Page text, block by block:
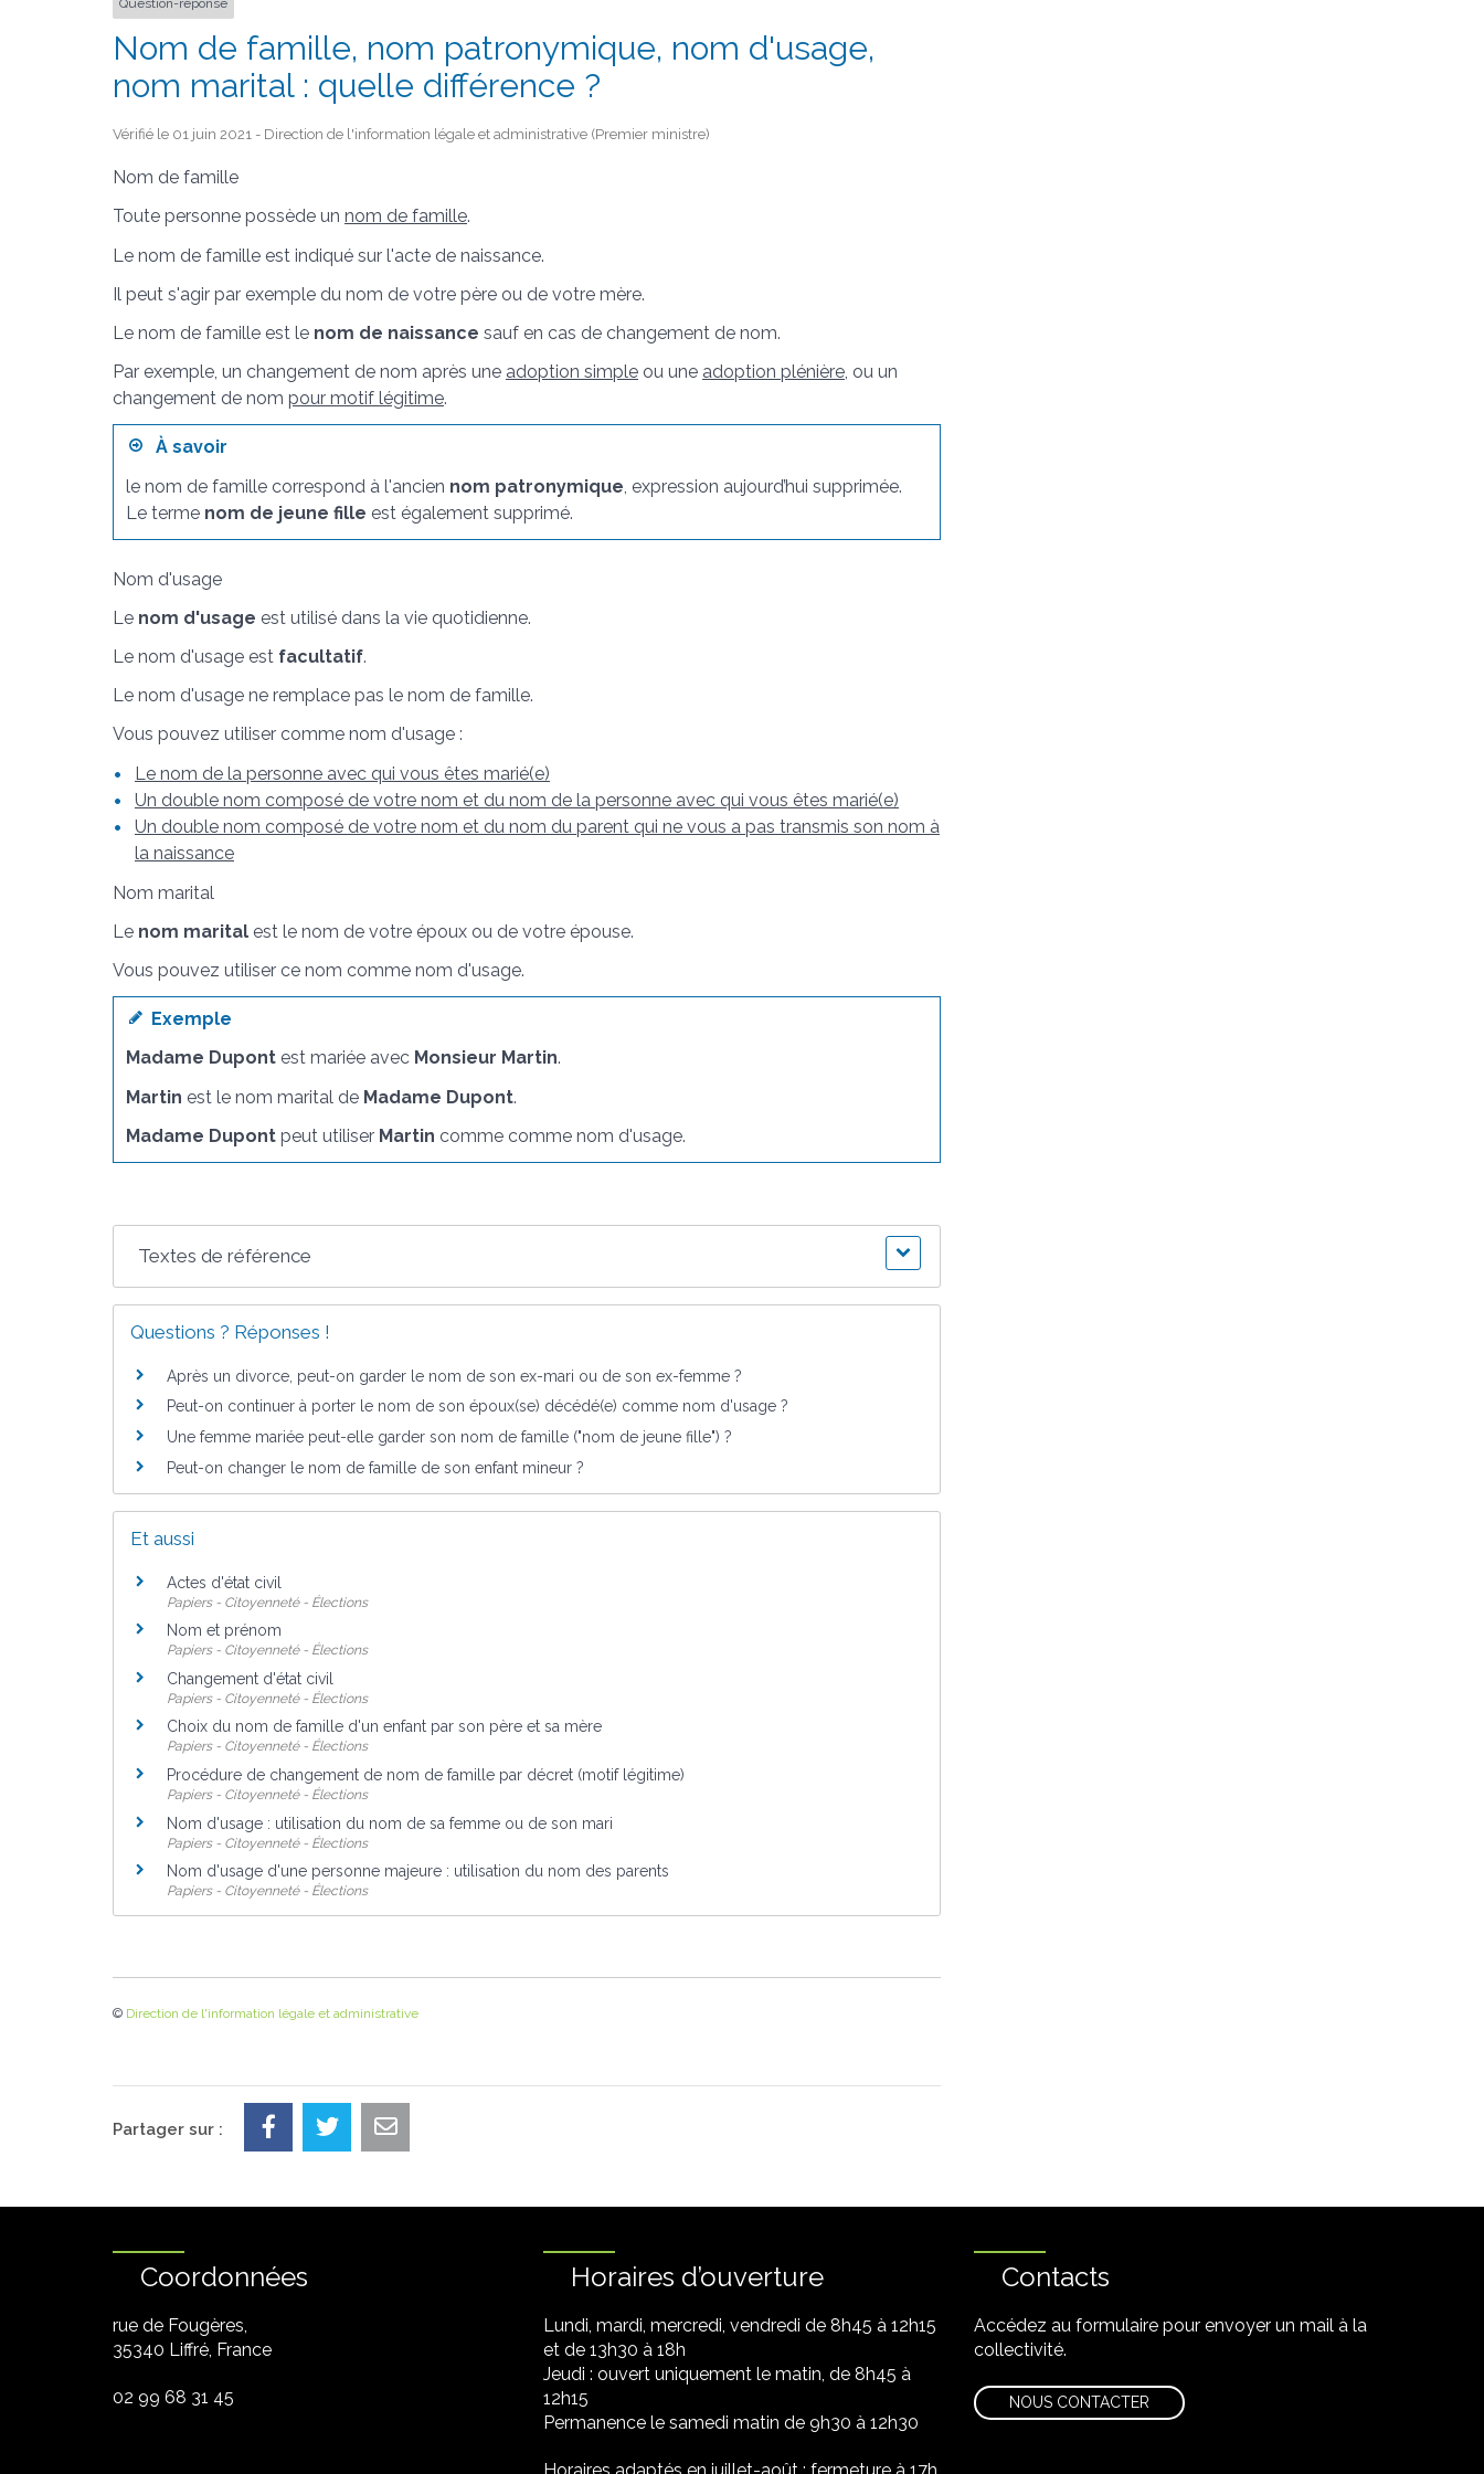
Question-réponse
Nom de famille, nom patronymique, nom d'usage,
nom marital : quelle différence ?
Vérifié le 01 juin 2021 - Direction de l'information légale et administrative (Premier ministre)
Nom de famille
Toute personne possède un nom de famille.
Le nom de famille est indiqué sur l'acte de naissance.
Il peut s'agir par exemple du nom de votre père ou de votre mère.
Le nom de famille est le nom de naissance sauf en cas de changement de nom.
Par exemple, un changement de nom après une adoption simple ou une adoption plénière, ou un
changement de nom pour motif légitime.
À savoir
le nom de famille correspond à l'ancien nom patronymique , expression aujourd’hui supprimée.
Le terme nom de jeune fille est également supprimé.
Nom d'usage
Le nom d'usage est utilisé dans la vie quotidienne.
Le nom d'usage est facultatif.
Le nom d'usage ne remplace pas le nom de famille.
Vous pouvez utiliser comme nom d'usage :
Le nom de la personne avec qui vous êtes marié(e)
Un double nom composé de votre nom et du nom de la personne avec qui vous êtes marié(e)
Un double nom composé de votre nom et du nom du parent qui ne vous a pas transmis son nom à
la naissance
Nom marital
Le nom marital est le nom de votre époux ou de votre épouse.
Vous pouvez utiliser ce nom comme nom d'usage.
Exemple
Madame Dupont est mariée avec Monsieur Martin.
Martin est le nom marital de Madame Dupont.
Madame Dupont peut utiliser Martin comme comme nom d'usage.
Textes de référence
Questions ? Réponses !
Après un divorce, peut-on garder le nom de son ex-mari ou de son ex-femme ?
Peut-on continuer à porter le nom de son époux(se) décédé(e) comme nom d'usage ?
Une femme mariée peut-elle garder son nom de famille ("nom de jeune fille") ?
Peut-on changer le nom de famille de son enfant mineur ?
Et aussi
Actes d'état civil
Papiers - Citoyenneté - Élections
Nom et prénom
Papiers - Citoyenneté - Élections
Changement d'état civil
Papiers - Citoyenneté - Élections
Choix du nom de famille d'un enfant par son père et sa mère
Papiers - Citoyenneté - Élections
Procédure de changement de nom de famille par décret (motif légitime)
Papiers - Citoyenneté - Élections
Nom d'usage : utilisation du nom de sa femme ou de son mari
Papiers - Citoyenneté - Élections
Nom d'usage d'une personne majeure : utilisation du nom des parents
Papiers - Citoyenneté - Élections
© Direction de l'information légale et administrative
Partager sur :
Coordonnées
rue de Fougères,
35340 Liffré, France
02 99 68 31 45
Horaires d’ouverture
Lundi, mardi, mercredi, vendredi de 8h45 à 12h15
et de 13h30 à 18h
Jeudi : ouvert uniquement le matin, de 8h45 à
12h15
Permanence le samedi matin de 9h30 à 12h30
Contacts
Accédez au formulaire pour envoyer un mail à la
collectivité.
NOUS CONTACTER